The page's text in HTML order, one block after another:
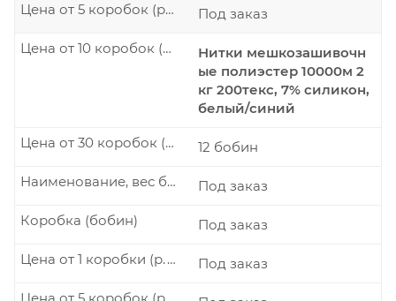
Под заказ
Цена от 5 коробок (р./шт.)
Нитки мешкозашивочн
ые полиэстер 10000м 2
кг 200текс, 7% силикон,
белый/синий
Цена от 10 коробок (р./шт.)
12 бобин
Цена от 30 коробок (р./шт.)
Под заказ
Наименование, вес бобины
Под заказ
Коробка (бобин)
Под заказ
Цена от 1 коробки (р./шт.)